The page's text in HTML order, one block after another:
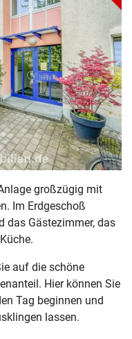
großzügig mit
Im Erdgeschoß
das Gästezimmer, das
auf die schöne
Hier können Sie
Tag beginnen und
lassen.